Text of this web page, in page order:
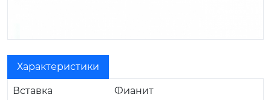
Характеристики
Вставка Фианит